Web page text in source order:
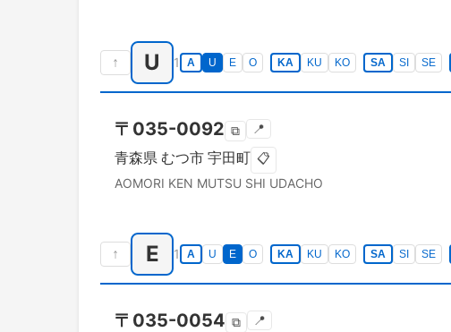
↑ U 1 A U E O KA KU KO SA SI SE
〒 035-0092 ⧉ 📍
青森県 むつ市 宇田町 📋
AOMORI KEN MUTSU SHI UDACHO
↑ E 1 A U E O KA KU KO SA SI SE
〒 035-0054 ⧉ 📍